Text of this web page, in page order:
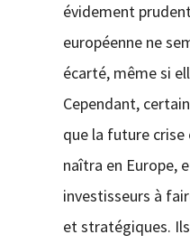
évidement
européenne ne
écarté, même si
Cependant,
que la future
naîtra en Europe,
investisseurs à
et stratégiques.